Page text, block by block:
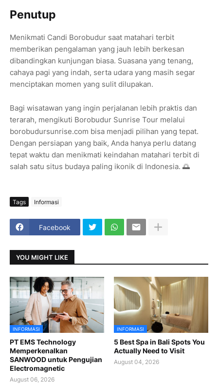
Penutup
Menikmati Candi Borobudur saat matahari terbit
memberikan pengalaman yang jauh lebih berkesan
dibandingkan kunjungan biasa. Suasana yang tenang,
cahaya pagi yang indah, serta udara yang masih segar
menciptakan momen yang sulit dilupakan.
Bagi wisatawan yang ingin perjalanan lebih praktis dan
terarah, mengikuti Borobudur Sunrise Tour melalui
borobudursunrise.com bisa menjadi pilihan yang tepat.
Dengan persiapan yang baik, Anda hanya perlu datang
tepat waktu dan menikmati keindahan matahari terbit di
salah satu situs budaya paling ikonik di Indonesia. 🌅
Tags Informasi
Facebook
YOU MIGHT LIKE
INFORMASI
PT EMS Technology
Memperkenalkan
SANWOOD untuk Pengujian
Electromagnetic
August 06, 2026
INFORMASI
5 Best Spa in Bali Spots You
Actually Need to Visit
August 04, 2026